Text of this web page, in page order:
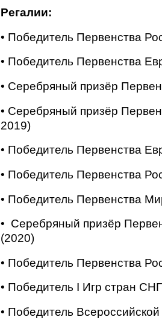
Регалии:
• Победитель Первенства
• Победитель Первенства
• Серебряный призёр
• Серебряный призёр
2019)
• Победитель Первенства
• Победитель Первенства
• Победитель Первенства
• Серебряный призёр
(2020)
• Победитель Первенства
• Победитель I Игр стран
• Победитель